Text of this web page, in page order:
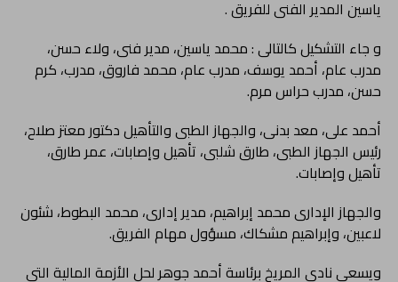
ياسين المدير الفنى للفريق .
و جاء التشكيل كالتالى : محمد ياسين، مدير فنى، ولاء حسن،
مدرب عام، أحمد يوسف، مدرب عام، محمد فاروق، مدرب، كرم
حسن، مدرب حراس مرم.
أحمد على، معد بدنى، والجهاز الطبى والتأهيل دكتور معتز صلاح،
رئيس الجهاز الطبى، طارق شلبى، تأهيل وإصابات، عمر طارق،
تأهيل وإصابات.
والجهاز الإدارى محمد إبراهيم، مدير إدارى، محمد البطوط، شئون
لاعبين، وإبراهيم مشكاك، مسؤول مهام الفريق.
ويسعى نادي المريخ برئاسة أحمد جوهر لحل الأزمة المالية التي